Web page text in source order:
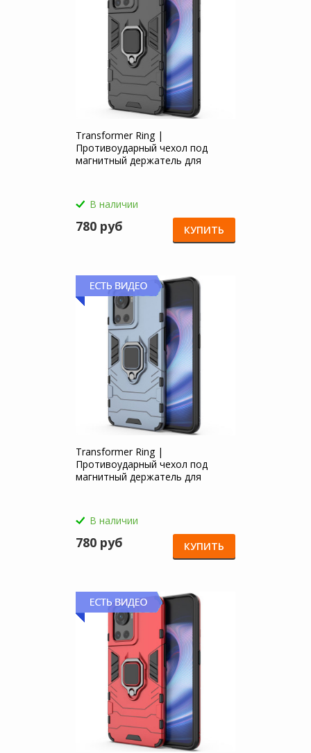
Transformer Ring |
Противоударный чехол под
магнитный держатель для
В наличии
780 руб КУПИТЬ
Transformer Ring |
Противоударный чехол под
магнитный держатель для
В наличии
780 руб КУПИТЬ